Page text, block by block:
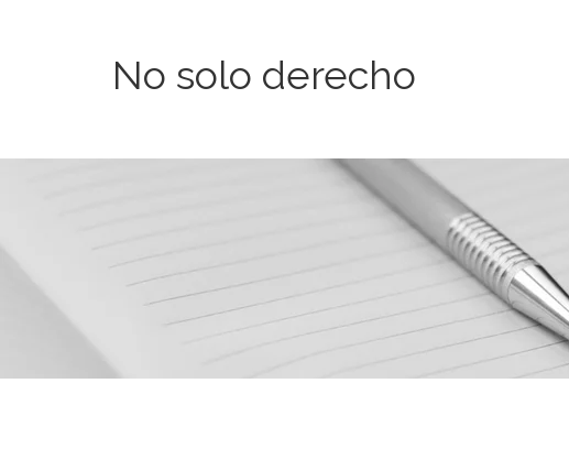
No solo derecho